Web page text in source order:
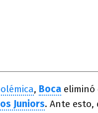
, Boca eliminó
Juniors. Ante esto,